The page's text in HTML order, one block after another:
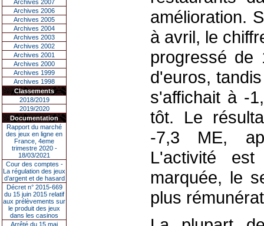
Archives 2007
Archives 2006
Archives 2005
Archives 2004
Archives 2003
Archives 2002
Archives 2001
Archives 2000
Archives 1999
Archives 1998
Classements
2018/2019
2019/2020
Documentation
Rapport du marché
des jeux en ligne en
France, 4eme
trimestre 2020 -
18/03/2021
Cour des comptes -
La régulation des jeux
d’argent et de hasard
Décret n° 2015-669
du 15 juin 2015 relatif
aux prélèvements sur
le produit des jeux
dans les casinos
Arrêté du 15 mai
amélioration.
à avril, le
progressé de
d'euros,
s'affichait à -
tôt. Le
-7,3 ME,
L'activité
marquée, le
plus